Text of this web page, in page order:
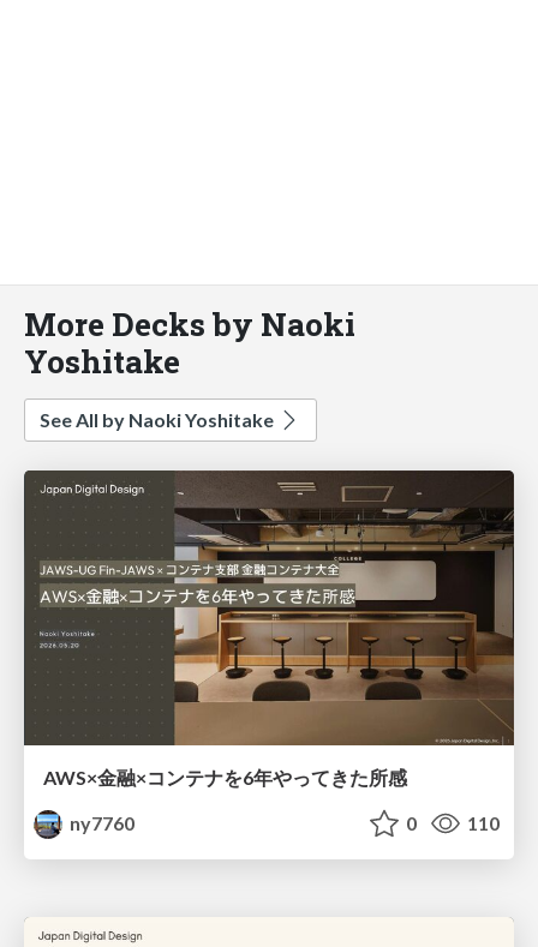
More Decks by Naoki
Yoshitake
See All by Naoki Yoshitake
AWS×金融×コンテナを6年やってきた所感
ny7760
0 110